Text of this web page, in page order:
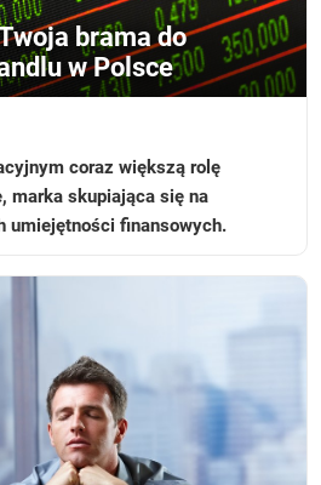
brama do
w Polsce
coraz większą rolę
marka skupiająca się na
umiejętności finansowych.